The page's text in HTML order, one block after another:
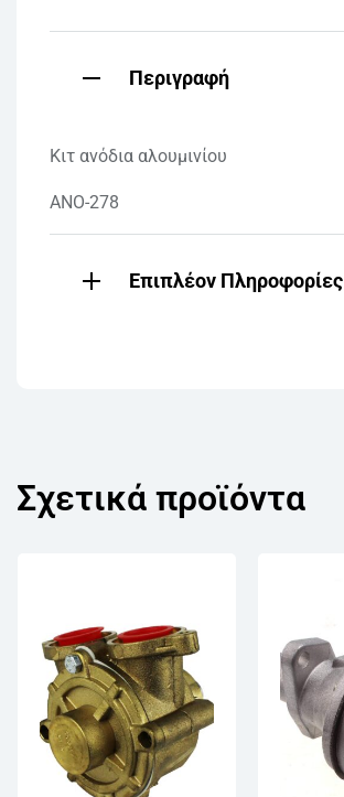
Περιγραφή
Κιτ ανόδια αλουμινίου
ANO-278
Επιπλέον Πληροφορίες
Σχετικά προϊόντα